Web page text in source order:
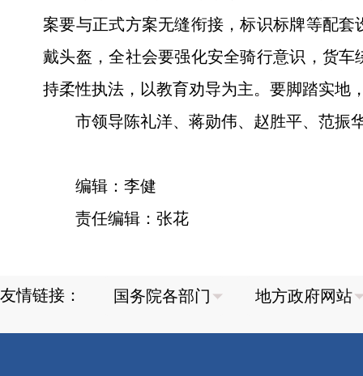
案要与正式方案无缝衔接，标识标牌等配
戴头盔，全社会要强化安全骑行意识，货
持柔性执法，以教育劝导为主。要脚踏实地
市领导陈礼洋、蒋勋伟、赵胜平、范振
编辑：李健
责任编辑：张花
友情链接：